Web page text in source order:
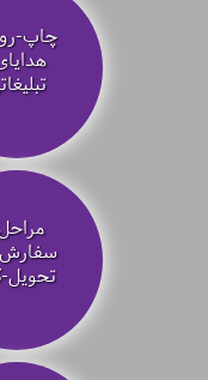
چاپ-
تحویل-